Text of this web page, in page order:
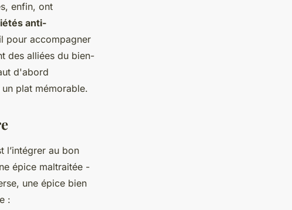
enfin, ont
anti-
pour accompagner
des alliées du bien-
d'abord
plat mémorable.
l’intégrer au bon
épice maltraitée -
une épice bien
: